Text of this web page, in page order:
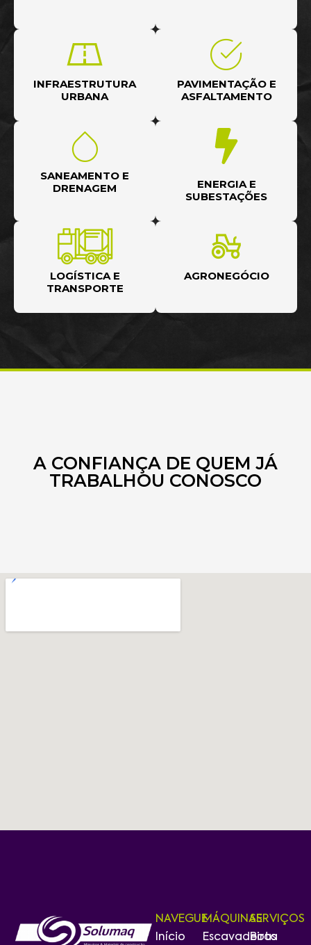
INFRAESTRUTURA
URBANA
PAVIMENTAÇÃO E
ASFALTAMENTO
SANEAMENTO E
DRENAGEM
ENERGIA E
SUBESTAÇÕES
LOGÍSTICA E
TRANSPORTE
AGRONEGÓCIO
A CONFIANÇA DE QUEM JÁ
TRABALHOU CONOSCO
NAVEGUE
Início
MÁQUINAS
Escavadeiras
SERVIÇOS
Bota